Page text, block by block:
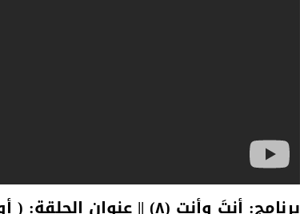
برنامج: أنتَ وأنتِ (٨) || عنوان الحلقة: ( أوقات الفراغ )